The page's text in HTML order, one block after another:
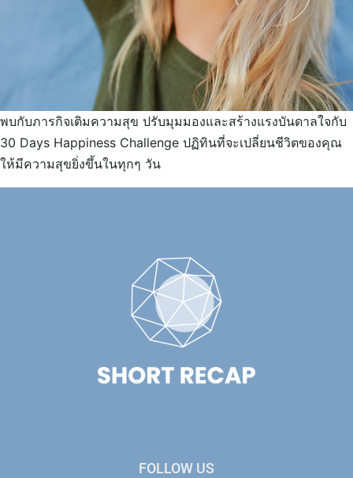
พบกับภารกิจเติมความสุข ปรับมุมมองและสร้างแรงบันดาลใจกับ
30 Days Happiness Challenge ปฏิทินที่จะเปลี่ยนชีวิตของคุณ
ให้มีความสุขยิ่งขึ้นในทุกๆ วัน
FOLLOW US